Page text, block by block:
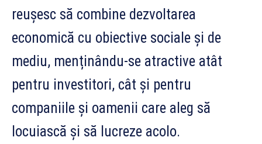
reușesc să combine dezvoltarea
economică cu obiective sociale și de
mediu, menținându-se atractive atât
pentru investitori, cât și pentru
companiile și oamenii care aleg să
locuiască și să lucreze acolo.